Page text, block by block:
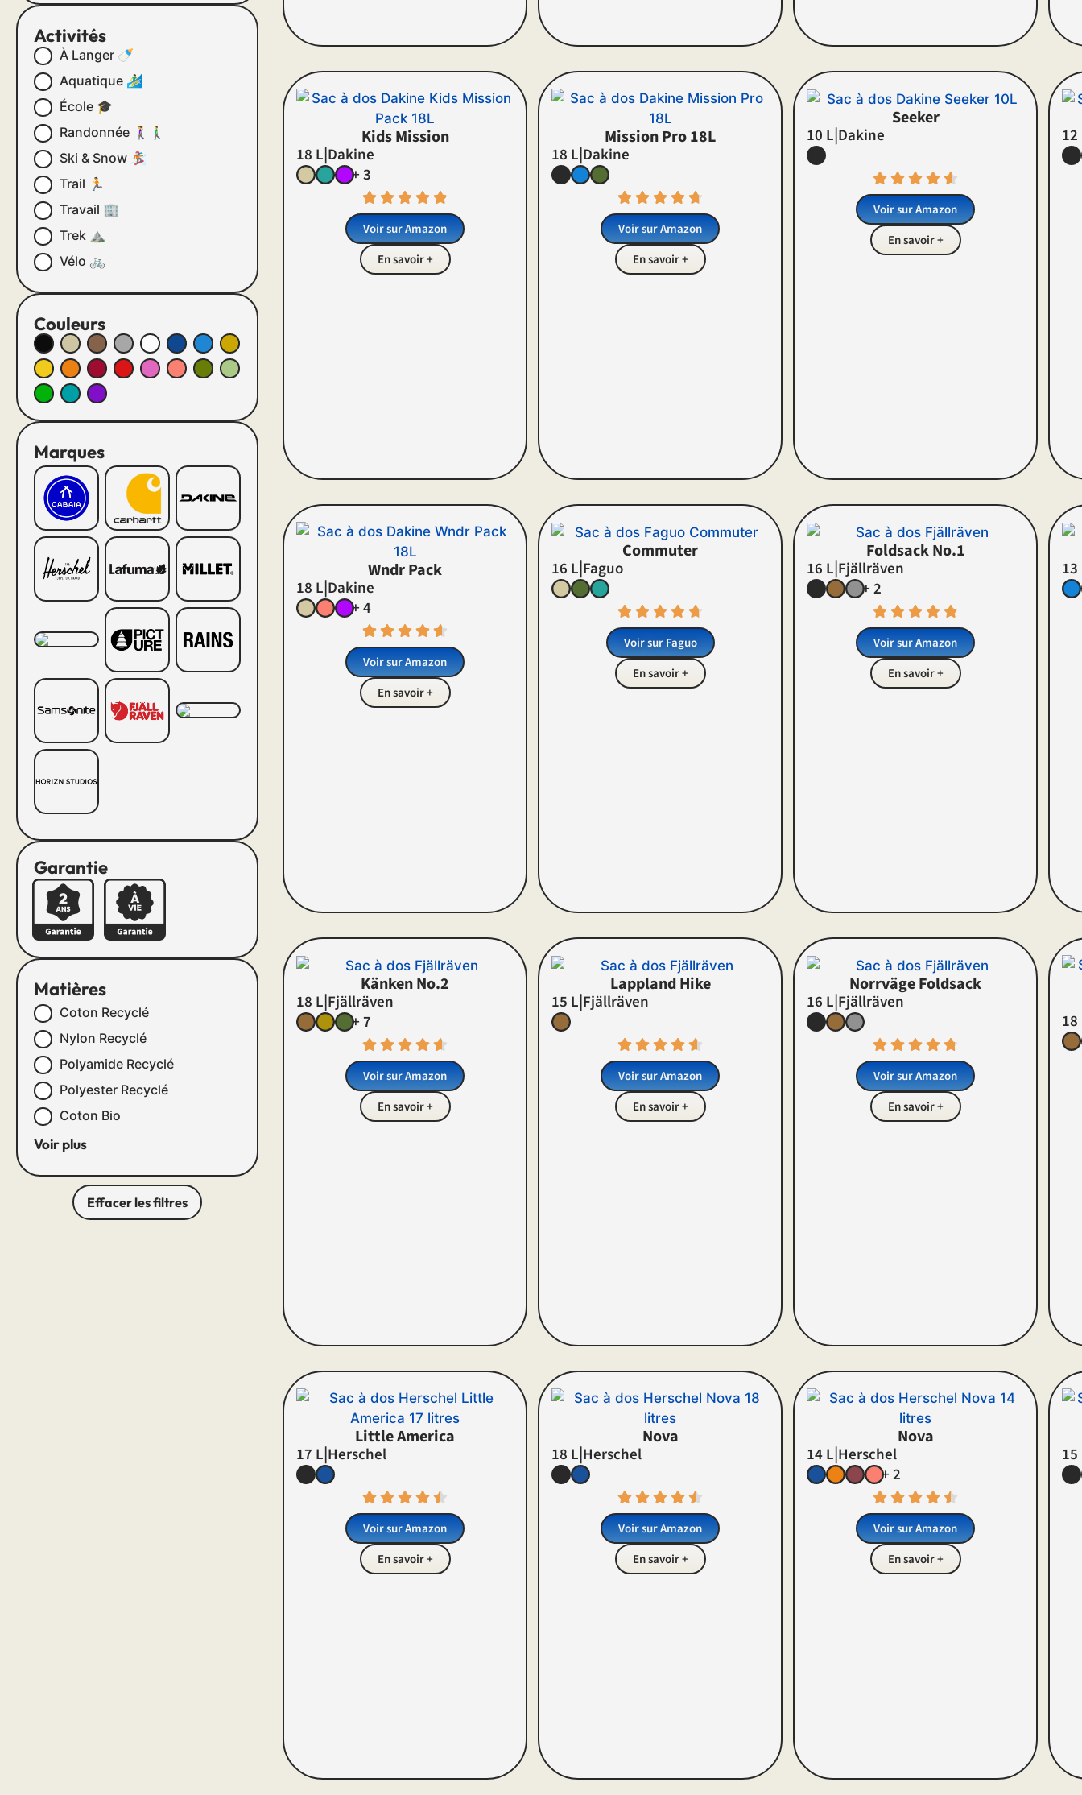
Activités
À Langer 🍼
Aquatique 🏄‍♂️
École 🎓
Randonnée 🚶‍♀️🚶‍♂️
Ski & Snow 🏂
Trail 🏃
Travail 🏢
Trek ⛰
Vélo 🚲
Couleurs
Marques
Garantie
Matières
Coton Recyclé
Nylon Recyclé
Polyamide Recyclé
Polyester Recyclé
Coton Bio
Voir plus
Effacer les filtres
Kids Mission
18 L|Dakine
+ 3
Voir sur Amazon
En savoir +
Mission Pro 18L
18 L|Dakine
Voir sur Amazon
En savoir +
Seeker
10 L|Dakine
Voir sur Amazon
En savoir +
12
Wndr Pack
18 L|Dakine
+ 4
Voir sur Amazon
En savoir +
Commuter
16 L|Faguo
Voir surFaguo
En savoir +
Foldsack No.1
16 L|Fjällräven
+ 2
Voir sur Amazon
En savoir +
13
Känken No.2
18 L|Fjällräven
+ 7
Voir sur Amazon
En savoir +
Lappland Hike
15 L|Fjällräven
Voir sur Amazon
En savoir +
Norrväge Foldsack
16 L|Fjällräven
Voir sur Amazon
En savoir +
18
Little America
17 L|Herschel
Voir sur Amazon
En savoir +
Nova
18 L|Herschel
Voir sur Amazon
En savoir +
Nova
14 L|Herschel
+ 2
Voir sur Amazon
En savoir +
15